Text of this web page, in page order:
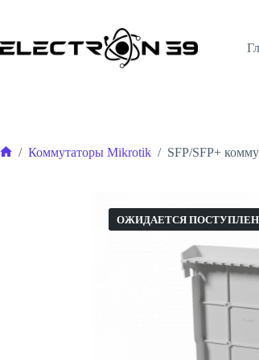
/ Коммутаторы Mikrotik / SFP/SFP+
ОЖИДАЕТСЯ